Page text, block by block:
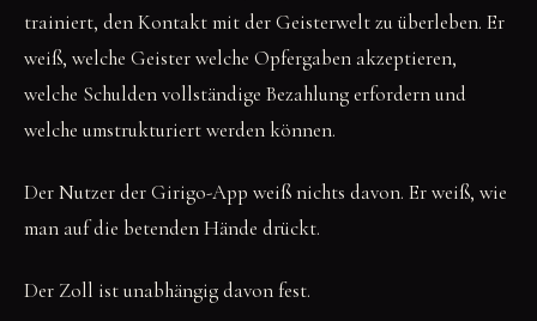
trainiert, den Kontakt mit der Geisterwelt zu überleben. Er
weiß, welche Geister welche Opfergaben akzeptieren,
welche Schulden vollständige Bezahlung erfordern und
welche umstrukturiert werden können.
Der Nutzer der Girigo-App weiß nichts davon. Er weiß, wie
man auf die betenden Hände drückt.
Der Zoll ist unabhängig davon fest.